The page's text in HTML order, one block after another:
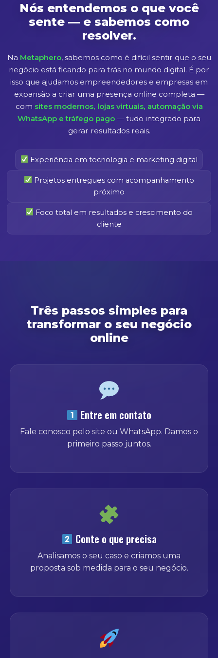
Nós entendemos o que você
sente — e sabemos como
resolver.
Na Metaphero, sabemos como é difícil sentir que o seu
negócio está ficando para trás no mundo digital. É por
isso que ajudamos empreendedores e empresas em
expansão a criar uma presença online completa —
com sites modernos, lojas virtuais, automação via
WhatsApp e tráfego pago — tudo integrado para
gerar resultados reais.
Experiência em tecnologia e marketing digital
Projetos entregues com acompanhamento
próximo
Foco total em resultados e crescimento do
cliente
Três passos simples para
transformar o seu negócio
online
Entre em contato
Fale conosco pelo site ou WhatsApp. Damos o
primeiro passo juntos.
Conte o que precisa
Analisamos o seu caso e criamos uma
proposta sob medida para o seu negócio.